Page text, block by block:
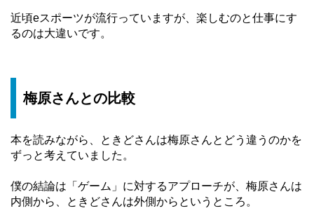
近頃eスポーツが流行っていますが、楽しむのと仕事にす
るのは大違いです。
梅原さんとの比較
本を読みながら、ときどさんは梅原さんとどう違うのかを
ずっと考えていました。
僕の結論は「ゲーム」に対するアプローチが、梅原さんは
内側から、ときどさんは外側からというところ。